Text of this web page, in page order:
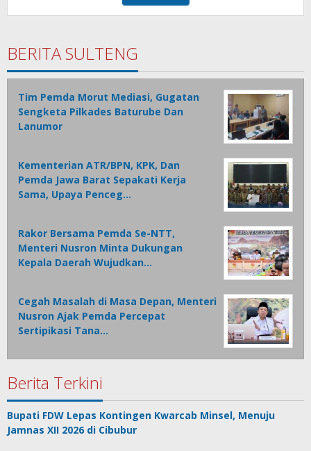
BERITA SULTENG
Tim Pemda Morut Mediasi, Gugatan
Sengketa Pilkades Baturube Dan
Lanumor
Kementerian ATR/BPN, KPK, Dan
Pemda Jawa Barat Sepakati Kerja
Sama, Upaya Penceg…
Rakor Bersama Pemda Se-NTT,
Menteri Nusron Minta Dukungan
Kepala Daerah Wujudkan…
Cegah Masalah di Masa Depan, Menteri
Nusron Ajak Pemda Percepat
Sertipikasi Tana…
Berita Terkini
Bupati FDW Lepas Kontingen Kwarcab Minsel, Menuju
Jamnas XII 2026 di Cibubur